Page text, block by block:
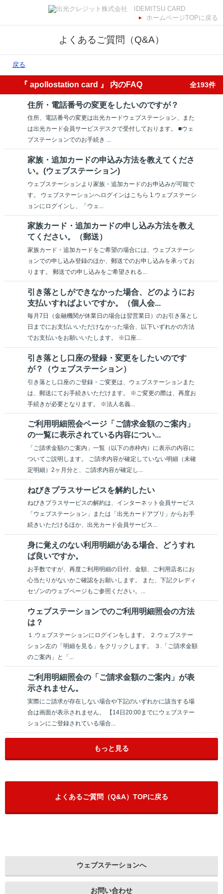
ホームページTOPに戻る
よくあるご質問（Q&A）
戻る
『 apollostation card 』 内のFAQ 全193件
住所・電話番号の変更をしたいのですが？
住所、電話番号の変更は出光カードウェブステーション、また
は出光カード会員サービスデスクで受付しております。 ■ウェ
ブステーションでのお手続き ...
家族・追加カードの申込み方法を教えてくださ
い。(ウェブステーション)
ウェブステーションより家族・追加カードのお申込みが可能で
す。 ウェブステーションへログインはこちら 1.ウェブステーシ
ョンにログインし、「ウェ...
家族カード・追加カードの申し込み方法を教え
てください。（郵送）
家族カード・追加カードをご希望の場合には、ウェブステーシ
ョンでの申し込み登録のほか、郵送でのお申し込みを承ってお
ります。 郵送での申し込みをご希望される...
引き落としができなかった場合、どのようにお
支払いすればよいですか。（個人会...
毎月7日（金融機関が休業日の場合は翌営業日）のお引き落とし
日までにお支払いいただけなかった場合、以下いずれかの方法
でお支払いをお願いいたします。 ※口座...
引き落とし口座の登録・変更をしたいのです
が？（ウェブステーション）
引き落とし口座のご登録・ご変更は、ウェブステーションまた
は、郵送にてお手続きいただけます。 ※ご変更の際は、再度お
手続きが必要となります。 ※法人名義...
ご利用明細照会ページ「ご請求金額のご案内」
の一覧に表示されている内容につい...
「ご請求金額のご案内」一覧（以下の赤枠内）に表示の内容に
ついてご説明します。 ご請求内容が確定していない明細（未確
定明細）2ヶ月分と、ご請求内容が確定し...
ねびきプラスサービスを解約したい
ねびきプラスサービスの解約は、インターネット会員サービス
「ウェブステーション」または「出光カードアプリ」からお手
続きいただけるほか、出光カード会員サービス...
身に覚えのない利用明細がある場合、どうすれ
ば良いですか。
お手数ですが、再度ご利用明細の日付、金額、ご利用店名にお
心当たりがないかご確認をお願いします。 また、下記クレディ
セゾンのウェブページもご参照ください。...
ウェブステーションでのご利用明細照会の方法
は？
１.ウェブステーションにログインをします。 ２.ウェブステー
ション左の「明細を見る」をクリックします。 ３.「ご請求金額
のご案内」と「...
ご利用明細照会の「ご請求金額のご案内」が表
示されません。
実際にご請求が存在しない場合や下記のいずれかに該当する場
合は画面が表示されません。 【14日20:00までにウェブステー
ションにご登録されている場合...
もっと見る
よくあるご質問（Q&A）TOPに戻る
ウェブステーションへ
お問い合わせ